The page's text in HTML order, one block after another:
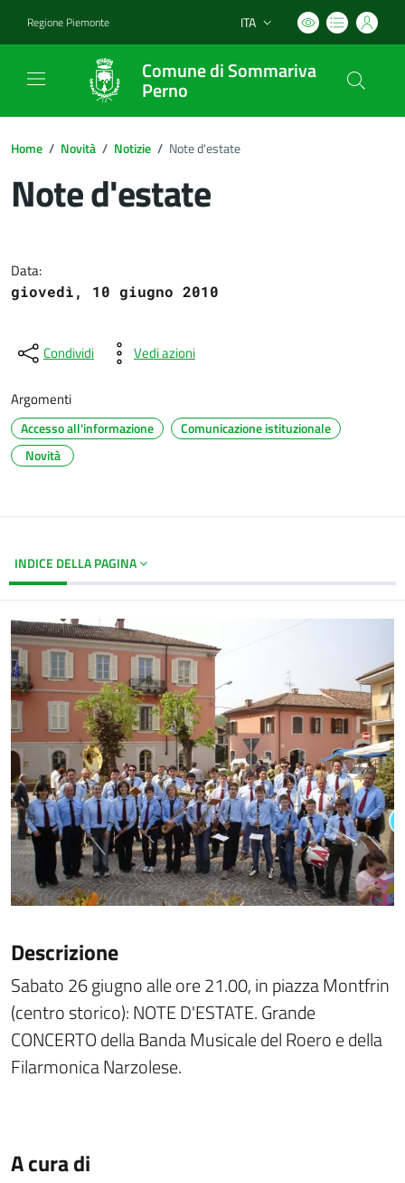
Regione Piemonte Lingua attiva:
ITA
Comune di Sommariva
Perno
Home / Novità / Notizie / Note d'estate
Note d'estate
Data:
giovedì, 10 giugno 2010
Condividi Vedi azioni
Argomenti
Accesso all'informazione
Comunicazione istituzionale
Novità
INDICE DELLA PAGINA
Descrizione
Sabato 26 giugno alle ore 21.00, in piazza Montfrin
(centro storico): NOTE D'ESTATE. Grande
CONCERTO della Banda Musicale del Roero e della
Filarmonica Narzolese.
A cura di